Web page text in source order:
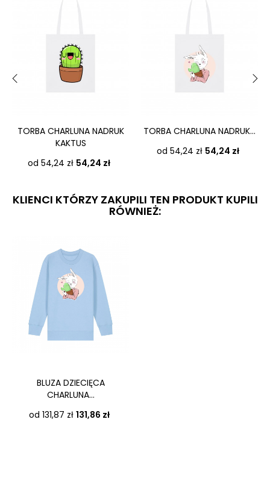
TORBA CHARLUNA NADRUK
KAKTUS
od 54,24 zł Cena
54,24 zł
TORBA CHARLUNA NADRUK...
od 54,24 zł Cena
54,24 zł
KLIENCI KTÓRZY ZAKUPILI TEN PRODUKT KUPILI
RÓWNIEŻ:
BLUZA DZIECIĘCA
CHARLUNA...
od 131,87 zł Cena
131,86 zł